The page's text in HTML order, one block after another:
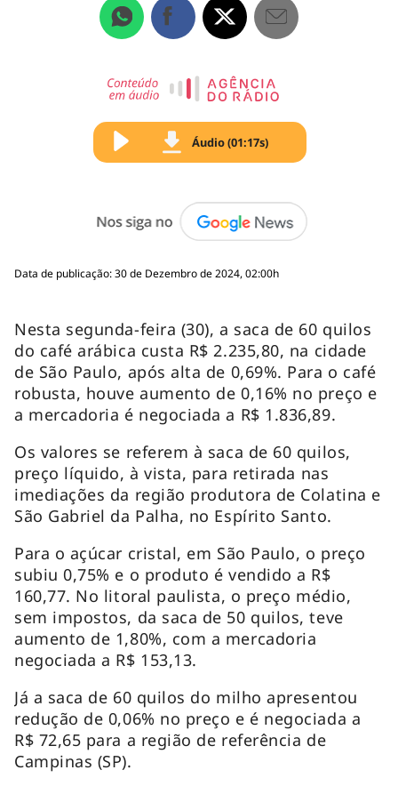
Áudio (01:17s)
Data de publicação: 30 de Dezembro de 2024, 02:00h
Nesta segunda-feira (30), a saca de 60 quilos
do café arábica custa R$ 2.235,80, na cidade
de São Paulo, após alta de 0,69%. Para o café
robusta, houve aumento de 0,16% no preço e
a mercadoria é negociada a R$ 1.836,89.
Os valores se referem à saca de 60 quilos,
preço líquido, à vista, para retirada nas
imediações da região produtora de Colatina e
São Gabriel da Palha, no Espírito Santo.
Para o açúcar cristal, em São Paulo, o preço
subiu 0,75% e o produto é vendido a R$
160,77. No litoral paulista, o preço médio,
sem impostos, da saca de 50 quilos, teve
aumento de 1,80%, com a mercadoria
negociada a R$ 153,13.
Já a saca de 60 quilos do milho apresentou
redução de 0,06% no preço e é negociada a
R$ 72,65 para a região de referência de
Campinas (SP).